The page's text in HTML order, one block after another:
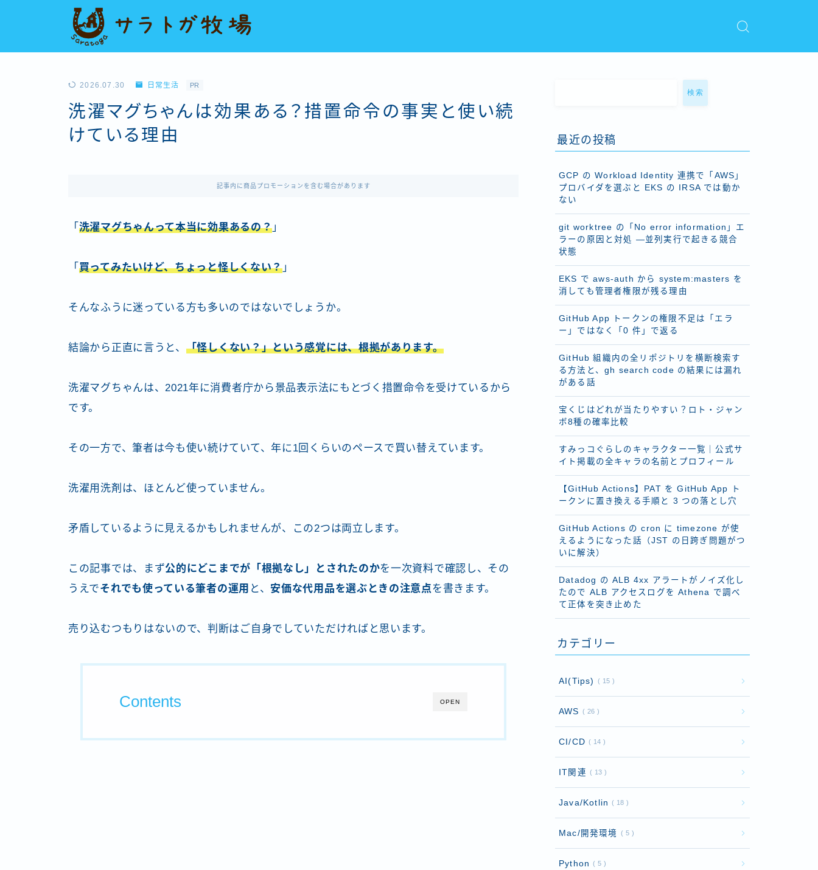
2026.07.30 日常生活 PR
洗濯マグちゃんは効果ある？措置命令の事実と使い続
けている理由
記事内に商品プロモーションを含む場合があります
「 洗濯マグちゃんって本当に効果あるの？ 」
「 買ってみたいけど、ちょっと怪しくない？ 」
そんなふうに迷っている方も多いのではないでしょうか。
結論から正直に言うと、 「怪しくない？」という感覚には、根拠があります。
洗濯マグちゃんは、2021年に消費者庁から景品表示法にもとづく措置命令を受けているから
です。
その一方で、筆者は今も使い続けていて、年に1回くらいのペースで買い替えています。
洗濯用洗剤は、ほとんど使っていません。
矛盾しているように見えるかもしれませんが、この2つは両立します。
この記事では、まず公的にどこまでが「根拠なし」とされたのかを一次資料で確認し、その
うえでそれでも使っている筆者の運用 と、 安価な代用品を選ぶときの注意点を書きます。
売り込むつもりはないので、判断はご自身でしていただければと思います。
OPEN
Contents
検索
最近の投稿
GCP の Workload Identity 連携で「AWS」
プロバイダを選ぶと EKS の IRSA では動か
ない
git worktree の「No error information」エ
ラーの原因と対処 ―並列実行で起きる競合
状態
EKS で aws-auth から system:masters を
消しても管理者権限が残る理由
GitHub App トークンの権限不足は「エラ
ー」ではなく「0 件」で返る
GitHub 組織内の全リポジトリを横断検索す
る方法と、gh search code の結果には漏れ
がある話
宝くじはどれが当たりやすい？ロト・ジャン
ボ8種の確率比較
すみっコぐらしのキャラクター一覧｜公式サ
イト掲載の全キャラの名前とプロフィール
【GitHub Actions】PAT を GitHub App ト
ークンに置き換える手順と 3 つの落とし穴
GitHub Actions の cron に timezone が使
えるようになった話（JST の日跨ぎ問題がつ
いに解決）
Datadog の ALB 4xx アラートがノイズ化し
たので ALB アクセスログを Athena で調べ
て正体を突き止めた
カテゴリー
AI(Tips) 15
AWS 26
CI/CD 14
IT関連 13
Java/Kotlin 18
Mac/開発環境 5
Python 5